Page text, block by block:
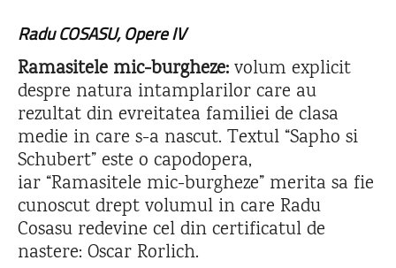
Radu COSASU, Opere IV
Ramasitele mic-burgheze:volum explicit
despre natura intamplarilor care au
rezultat din evreitatea familiei de clasa
medie in care s-a nascut. Textul “Sapho si
Schubert” este o capodopera,
iar “Ramasitele mic-burgheze” merita sa fie
cunoscut drept volumul in care Radu
Cosasu redevine cel din certificatul de
nastere: Oscar Rorlich.